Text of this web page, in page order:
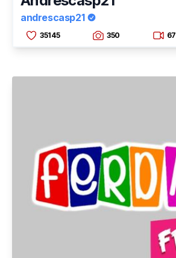
andrescasp21
35145 350 67